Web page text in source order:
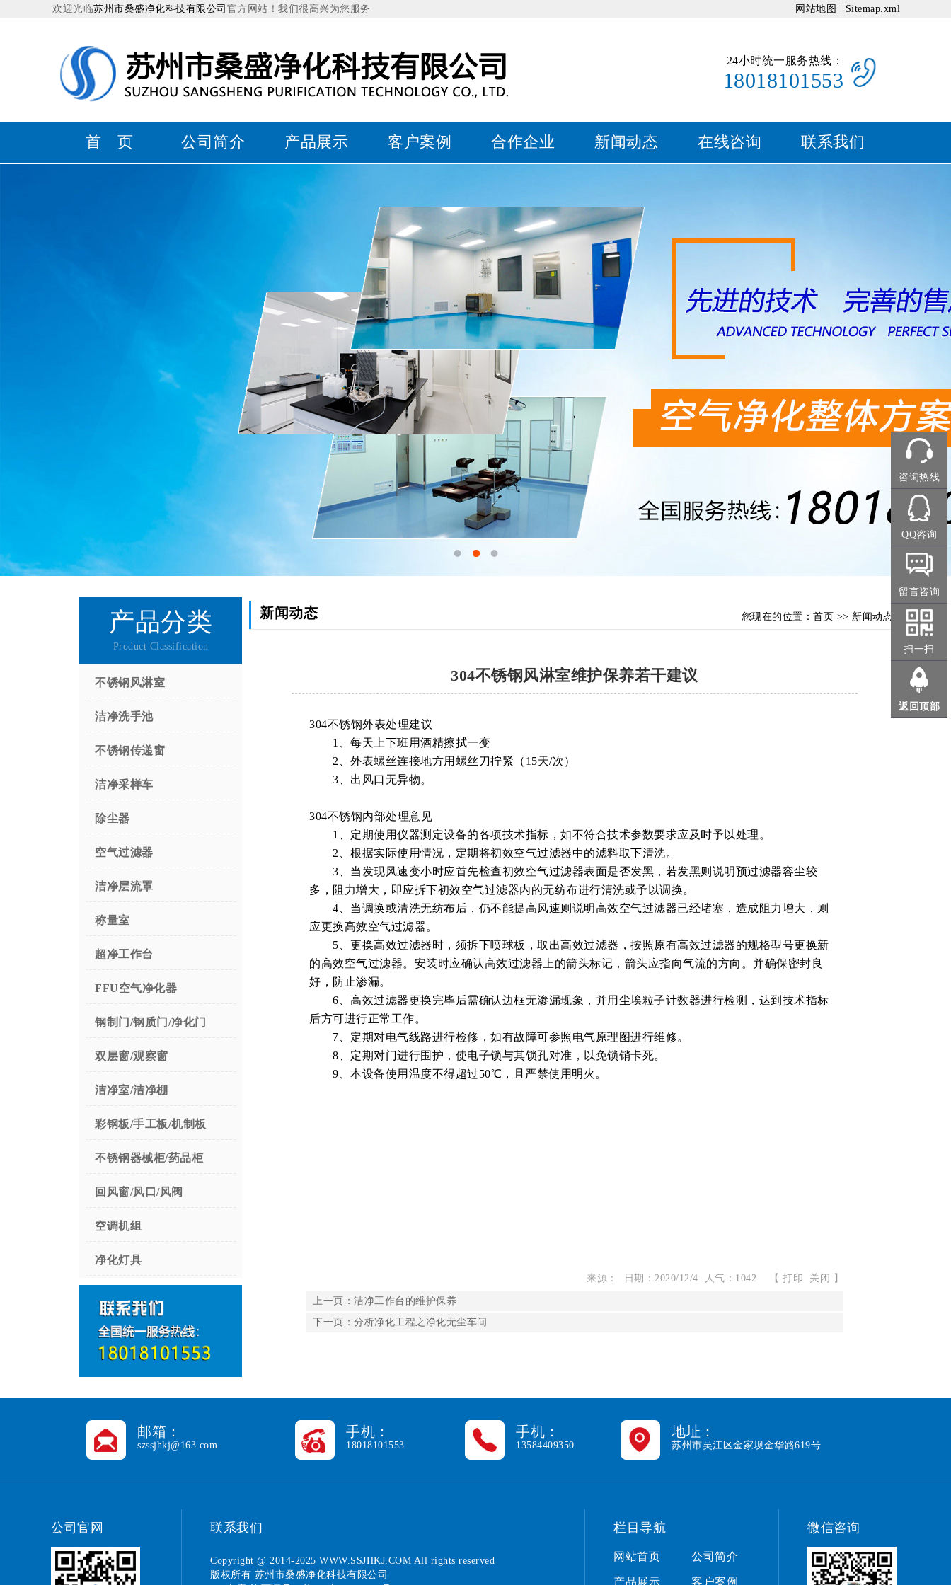
欢迎光临苏州市桑盛净化科技有限公司 官方网站！我们很高兴为您服务 网站地图 Sitemap.xml
24小时统一服务热线：
18018101553
首 页 公司简介 产品展示 客户案例 合作企业 新闻动态 在线咨询 联系我们
产品分类
Product Classification
不锈钢风淋室
洁净洗手池
不锈钢传递窗
洁净采样车
除尘器
空气过滤器
洁净层流罩
称量室
超净工作台
FFU空气净化器
钢制门/钢质门/净化门
双层窗/观察窗
洁净室/洁净棚
彩钢板/手工板/机制板
不锈钢器械柜/药品柜
回风窗/风口/风阀
空调机组
净化灯具
新闻动态 您现在的位置： 首页 >> 新闻动态
304不锈钢风淋室维护保养若干建议
304不锈钢外表处理建议
1、每天上下班用酒精擦拭一变
2、外表螺丝连接地方用螺丝刀拧紧（15天/次）
3、出风口无异物。
304不锈钢内部处理意见
1、定期使用仪器测定设备的各项技术指标，如不符合技术参数要求应及时予以处理。
2、根据实际使用情况，定期将初效空气过滤器中的滤料取下清洗。
3、当发现风速变小时应首先检查初效空气过滤器表面是否发黑，若发黑则说明预过滤器容尘较
多，阻力增大，即应拆下初效空气过滤器内的无纺布进行清洗或予以调换。
4、当调换或清洗无纺布后，仍不能提高风速则说明高效空气过滤器已经堵塞，造成阻力增大，则
应更换高效空气过滤器。
5、更换高效过滤器时，须拆下喷球板，取出高效过滤器，按照原有高效过滤器的规格型号更换新
的高效空气过滤器。安装时应确认高效过滤器上的箭头标记，箭头应指向气流的方向。并确保密封良
好，防止渗漏。
6、高效过滤器更换完毕后需确认边框无渗漏现象，并用尘埃粒子计数器进行检测，达到技术指标
后方可进行正常工作。
7、定期对电气线路进行检修，如有故障可参照电气原理图进行维修。
8、定期对门进行围护，使电子锁与其锁孔对准，以免锁销卡死。
9、本设备使用温度不得超过50℃，且严禁使用明火。
来源： 日期：2020/12/4 人气：1042 【 打印 关闭 】
上一页： 洁净工作台的维护保养
下一页： 分析净化工程之净化无尘车间
邮箱：
szssjhkj@163.com
手机：
18018101553
手机：
13584409350
地址：
苏州市吴江区金家坝金华路619号
公司官网 联系我们
Copyright @ 2014-2025 WWW.SSJHKJ.COM All rights reserved
版权所有 苏州市桑盛净化科技有限公司
栏目导航
网站首页 公司简介
产品展示 客户案例
微信咨询
咨询热线
QQ咨询
留言咨询
扫一扫
返回顶部